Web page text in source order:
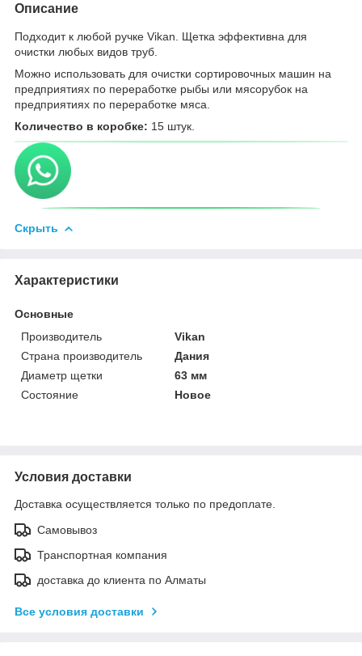
Описание
Подходит к любой ручке Vikan. Щетка эффективна для
очистки любых видов труб.
Можно использовать для очистки сортировочных машин на
предприятиях по переработке рыбы или мясорубок на
предприятиях по переработке мяса.
Количество в коробке: 15 штук.
Скрыть
Характеристики
Основные
Производитель
Vikan
Страна производитель
Дания
Диаметр щетки
63 мм
Состояние
Новое
Условия доставки
Доставка осуществляется только по предоплате.
Самовывоз
Транспортная компания
доставка до клиента по Алматы
Все условия доставки